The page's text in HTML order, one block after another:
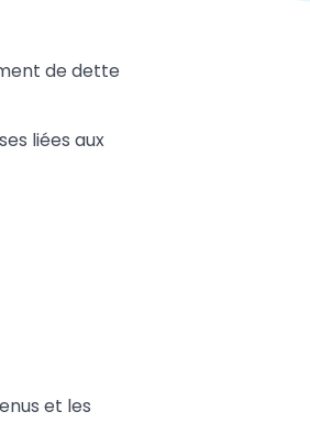
de dette
liées aux
et les